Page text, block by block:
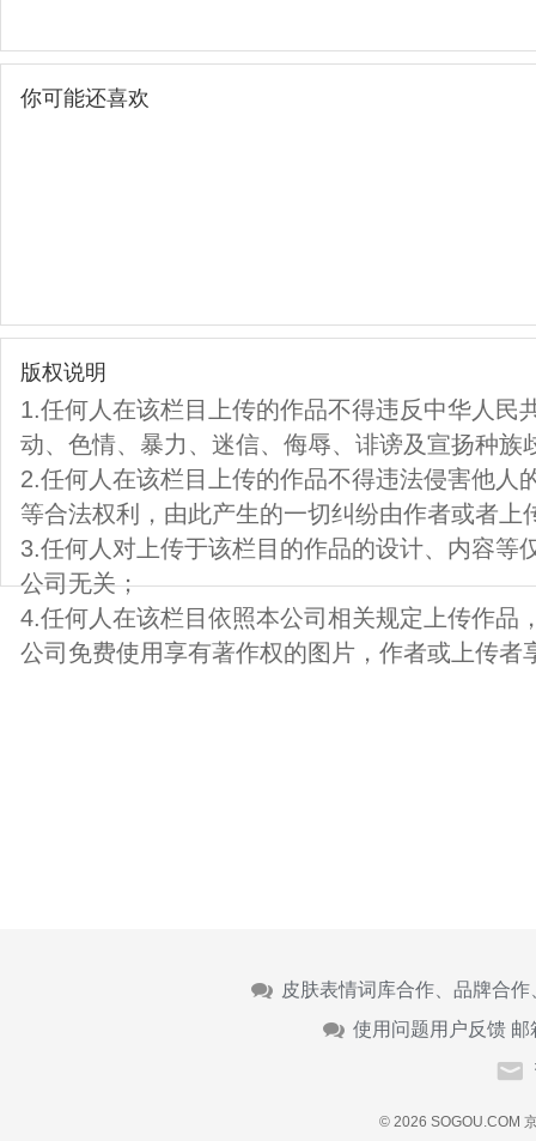
你可能还喜欢
版权说明
1.任何人在该栏目上传的作品不得违反中华人民
动、色情、暴力、迷信、侮辱、诽谤及宣扬种族
2.任何人在该栏目上传的作品不得违法侵害他人
等合法权利，由此产生的一切纠纷由作者或者上
3.任何人对上传于该栏目的作品的设计、内容等
公司无关；
4.任何人在该栏目依照本公司相关规定上传作品
公司免费使用享有著作权的图片，作者或上传者
皮肤表情词库合作、品牌合
使用问题用户反馈 邮
© 2026 SOGOU.COM